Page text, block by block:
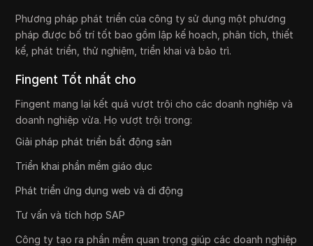
Phương pháp phát triển của công ty sử dụng một phương
pháp được bố trí tốt bao gồm lập kế hoạch, phân tích, thiết
kế, phát triển, thử nghiệm, triển khai và bảo trì.
Fingent Tốt nhất cho
Fingent mang lại kết quả vượt trội cho các doanh nghiệp và
doanh nghiệp vừa. Họ vượt trội trong:
Giải pháp phát triển bất động sản
Triển khai phần mềm giáo dục
Phát triển ứng dụng web và di động
Tư vấn và tích hợp SAP
Công ty tạo ra phần mềm quan trọng giúp các doanh nghiệp